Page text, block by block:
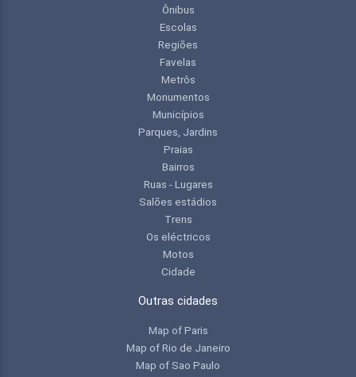
Ônibus
Escolas
Regiões
Favelas
Metrôs
Monumentos
Municípios
Parques, Jardins
Praias
Bairros
Ruas - Lugares
Salões estádios
Trens
Os eléctricos
Motos
Cidade
Outras cidades
Map of Paris
Map of Rio de Janeiro
Map of Sao Paulo